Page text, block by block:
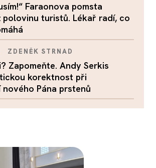
Faraonova pomsta
polovinu turistů. Lékař radí, co
ZDENĚK STRNAD
Zapomeňte. Andy Serkis
korektnost při
Pána prstenů